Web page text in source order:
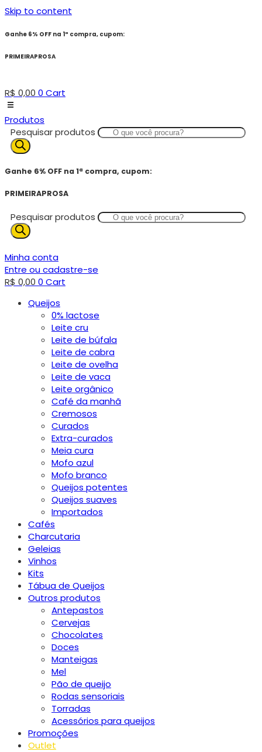
Skip to content
Ganhe 6% OFF na 1ª compra, cupom:
PRIMEIRAPROSA
R$ 0,00 0 Cart
Produtos
Pesquisar produtos
Ganhe 6% OFF na 1ª compra, cupom:
PRIMEIRAPROSA
Pesquisar produtos
Minha conta
Entre ou cadastre-se
R$ 0,00 0 Cart
Queijos
0% lactose
Leite cru
Leite de búfala
Leite de cabra
Leite de ovelha
Leite de vaca
Leite orgânico
Café da manhã
Cremosos
Curados
Extra-curados
Meia cura
Mofo azul
Mofo branco
Queijos potentes
Queijos suaves
Importados
Cafés
Charcutaria
Geleias
Vinhos
Kits
Tábua de Queijos
Outros produtos
Antepastos
Cervejas
Chocolates
Doces
Manteigas
Mel
Pão de queijo
Rodas sensoriais
Torradas
Acessórios para queijos
Promoções
Outlet